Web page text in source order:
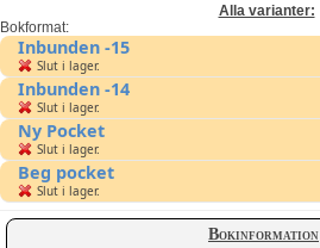
Bokinformation
Alla varianter:
Bokformat:
Inbunden -15
Slut i lager.
Inbunden -14
Slut i lager.
Ny Pocket
Slut i lager.
Beg pocket
Slut i lager.